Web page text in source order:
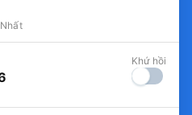
Khứ hồi